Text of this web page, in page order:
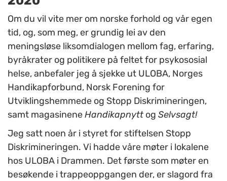
Om du vil vite mer om norske forhold og vår egen
tid, og, som meg, er grundig lei av den
meningsløse liksomdialogen mellom fag, erfaring,
byråkrater og politikere på feltet for psykososial
helse, anbefaler jeg å sjekke ut ULOBA, Norges
Handikapforbund, Norsk Forening for
Utviklingshemmede og Stopp Diskrimineringen,
samt magasineneHandikapnytt og Selvsagt!
Jeg satt noen år i styret for stiftelsen Stopp
Diskrimineringen. Vi hadde våre møter i lokalene
hos ULOBA i Drammen. Det første som møter en
besøkende i trappeoppgangen der, er slagord fra